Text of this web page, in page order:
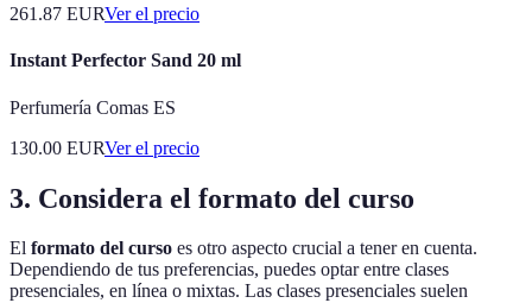
261.87 EURVer el precio
Instant Perfector Sand 20 ml
Perfumería Comas ES
130.00 EURVer el precio
3. Considera el formato del curso
El formato del curso es otro aspecto crucial a tener en cuenta.
Dependiendo de tus preferencias, puedes optar entre clases
presenciales, en línea o mixtas. Las clases presenciales suelen